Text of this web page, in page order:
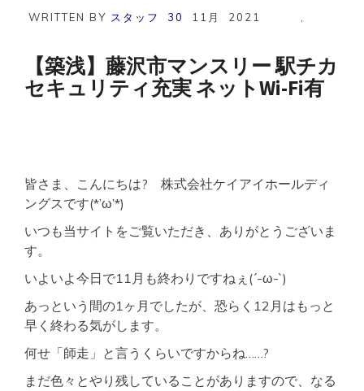
WRITTEN BY スタッフ 30 11月 ,
2021
【築浅】藤沢市マンスリー 駅チカ
セキュリティ充実 ネットWi-Fi有
皆さま、こんにちは? 株式会社ケイアイホールディ
ングスです(*’ω’*)
いつも当サイトをご覧いただき、ありがとうございま
す。
いよいよ今日で11月も終わりですねぇ(´-ω-`)
あっという間の1ヶ月でしたが、恐らく12月はもっと
早く終わる気がします。
何せ「師走」と言うくらいですからね……?
まだ色々とやり残していることがありますので、なる